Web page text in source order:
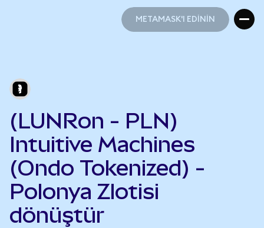
METAMASK'I EDİNİN
(LUNRon - PLN)
Intuitive Machines
(Ondo Tokenized) -
Polonya Zlotisi
dönüştür